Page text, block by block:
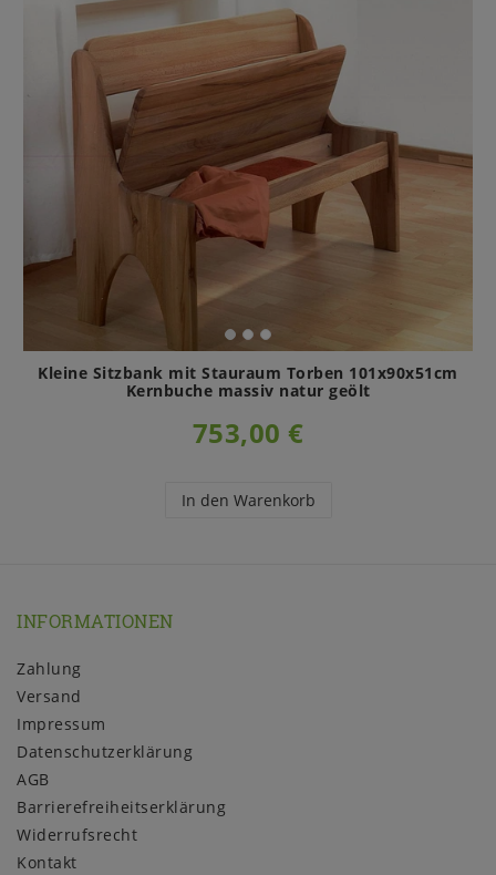
Kleine Sitzbank mit Stauraum Torben 101x90x51cm
Kernbuche massiv natur geölt
753,00 €
In den Warenkorb
INFORMATIONEN
Zahlung
Versand
Impressum
Daten­schutz­erklärung
AGB
Barrierefreiheitserklärung
Widerrufs­recht
Kontakt